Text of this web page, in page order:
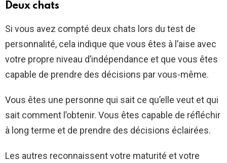
Deux chats
Si vous avez compté deux chats lors du test de
personnalité, cela indique que vous êtes à l’aise avec
votre propre niveau d’indépendance et que vous êtes
capable de prendre des décisions par vous-même.
Vous êtes une personne qui sait ce qu’elle veut et qui
sait comment l’obtenir. Vous êtes capable de réfléchir
à long terme et de prendre des décisions éclairées.
Les autres reconnaissent votre maturité et votre